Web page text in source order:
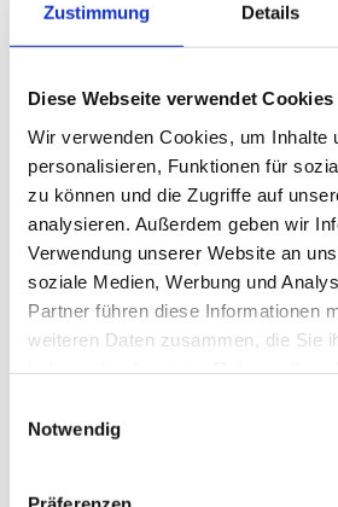
Zustimmung Details
Diese Webseite verwendet Cookies
Wir verwenden Cookies, um Inhalte
personalisieren, Funktionen für
zu können und die Zugriffe auf
analysieren. Außerdem geben wir
Verwendung unserer Website an
soziale Medien, Werbung und
Partner führen diese Informationen
weiteren Daten zusammen, die Sie
Notwendig
Marktposition zu stärken,
Gesamtlösungen für eine
entscheidend“, sagt Markus
Gorgemann,
„Energielenker Solutions“.
Das Heimenergiemanagementsystem (HEMS)
Im Mittelpunkt stehen das
„Enbas“ steuert Energieflüsse in
Photovoltaik, Wärmepumpe,
intelligent. Durch die Nutzung